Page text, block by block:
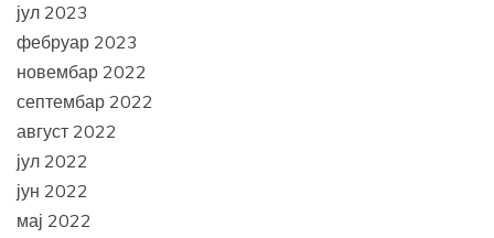
јул 2023
фебруар 2023
новембар 2022
септембар 2022
август 2022
јул 2022
јун 2022
мај 2022